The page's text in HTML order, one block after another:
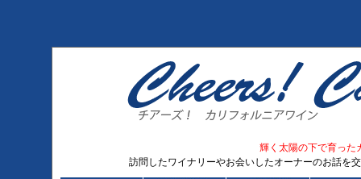
輝く太陽の下で育った
訪問したワイナリーやお会いしたオーナーのお話を